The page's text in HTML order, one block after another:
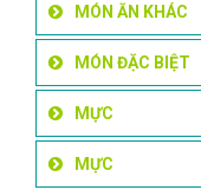
MÓN ĂN KHÁC
MÓN ĐẶC BIỆT
MỰC
MỰC